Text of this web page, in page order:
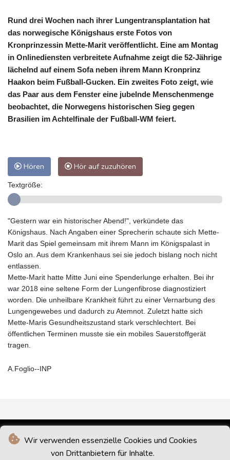
Wir verwenden essenzielle Cookies und Cookies
von Drittanbietern für Inhalte.
Rund drei Wochen nach ihrer Lungentransplantation hat
das norwegische Königshaus erste Fotos von
Kronprinzessin Mette-Marit veröffentlicht. Eine am Montag
in Onlinediensten verbreitete Aufnahme zeigt die 52-Jährige
lächelnd auf einem Sofa neben ihrem Mann Kronprinz
Haakon beim Fußball-Gucken. Ein zweites Foto zeigt, wie
das Paar aus dem Fenster eine jubelnde Menschenmenge
beobachtet, die Norwegens historischen Sieg gegen
Brasilien im Achtelfinale der Fußball-WM feiert.
Hören Hör auf zuzuhören
Textgröße:
"Gestern war ein historischer Abend!", verkündete das
Königshaus. Nach Angaben einer Sprecherin schaute sich Mette-
Marit das Spiel gemeinsam mit ihrem Mann im Königspalast in
Oslo an. Aus dem Krankenhaus sei sie jedoch bislang noch nicht
entlassen.
Mette-Marit hatte Mitte Juni eine Spenderlunge erhalten. Bei ihr
war 2018 eine seltene Form der Lungenfibrose diagnostiziert
worden. Die unheilbare Krankheit führt zu einer Vernarbung des
Lungengewebes und dadurch zu Atemnot. Zuletzt hatte sich
Mette-Maris Gesundheitszustand stark verschlechtert. Bei
öffentlichen Terminen musste sie ein mobiles Sauerstoffgerät
tragen.
A.Foglio--INP